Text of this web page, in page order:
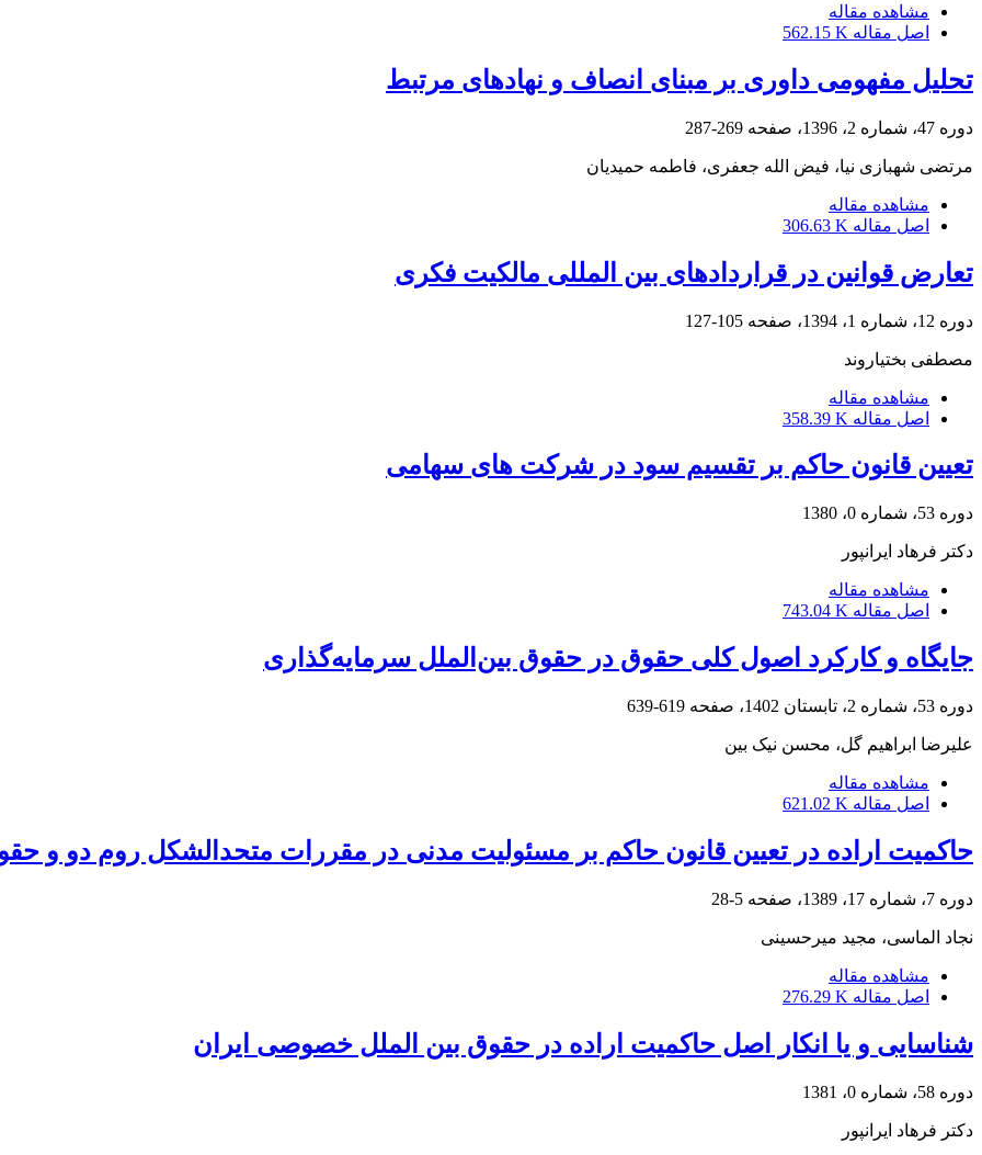
مشاهده مقاله
اصل مقاله 562.15 K
تحلیل مفهومی داوری بر مبنای انصاف و نهادهای مرتبط
دوره 47، شماره 2، 1396، صفحه 269-287
مرتضی شهبازی نیا، فیض الله جعفری، فاطمه حمیدیان
مشاهده مقاله
اصل مقاله 306.63 K
تعارض قوانین در قراردادهای بین المللی مالکیت فکری
دوره 12، شماره 1، 1394، صفحه 105-127
مصطفی بختیاروند
مشاهده مقاله
اصل مقاله 358.39 K
تعیین قانون حاکم بر تقسیم سود در شرکت های سهامی
دوره 53، شماره 0، 1380
دکتر فرهاد ایرانپور
مشاهده مقاله
اصل مقاله 743.04 K
جایگاه و کارکرد اصول کلی حقوق در حقوق بین‌الملل سرمایه‌گذاری
دوره 53، شماره 2، تابستان 1402، صفحه 619-639
علیرضا ابراهیم گل، محسن نیک بین
مشاهده مقاله
اصل مقاله 621.02 K
حاکمیت اراده در تعیین قانون حاکم بر مسئولیت مدنی در مقررات متحدالشکل روم دو و
دوره 7، شماره 17، 1389، صفحه 5-28
نجاد الماسی، مجید میرحسینی
مشاهده مقاله
اصل مقاله 276.29 K
شناسایی و یا انکار اصل حاکمیت اراده در حقوق بین الملل خصوصی ایران
دوره 58، شماره 0، 1381
دکتر فرهاد ایرانپور